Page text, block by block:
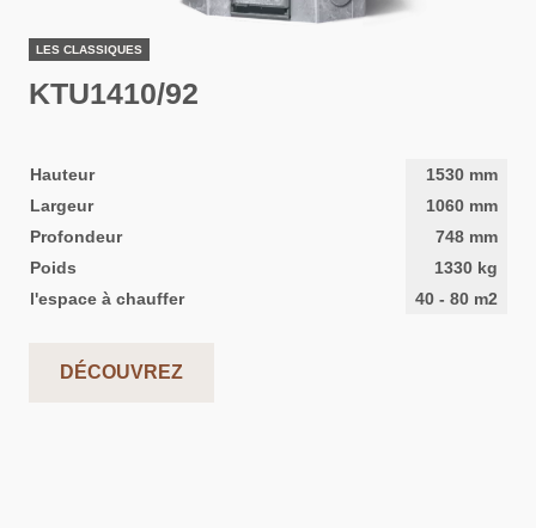
LES CLASSIQUES
KTU1410/92
Hauteur 1530 mm
Largeur
1060 mm
Profondeur
748 mm
Poids
1330 kg
l'espace à chauffer
40 - 80 m2
DÉCOUVREZ